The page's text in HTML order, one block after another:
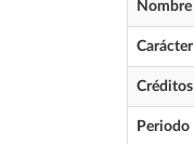
Nombre
Carácter
Créditos
Periodo